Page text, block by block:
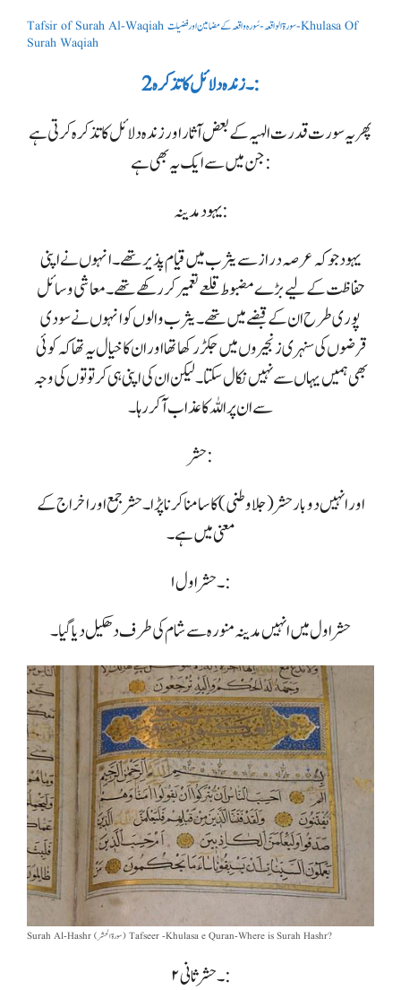
Tafsir of Surah Al-Waqiah سورۃ الواقعہ -سُورہ واقعہ کے مضامین اور فضیلت-Khulasa Of
Surah Waqiah
2۔ زندہ دلائل کا تذکرہ:
پھر یہ سورت قدرت الہیہ کے بعض آثار اور زندہ دلائل کا تذکرہ کرتی ہے
جن میں سے ایک یہ بھی ہے:
یہود مدینہ :
یہود جو کہ عرصہ دراز سے یثرب میں قیام پذیر تھے۔ انہوں نے اپنی
حفاظت کے لیے بڑے مضبوط قلعے تعمیر کر رکھے تھے۔ معاشی وسائل
پوری طرح ان کے قبضے میں تھے۔ یثرب والوں کو انہوں نے سودی
قرضوں کی سنہری زنجیروں میں جکڑ رکھا تھا اور ان کا خیال یہ تھا کہ کوئی
بھی ہمیں یہاں سے نہیں نکال سکتا۔ لیکن ان کی اپنی ہی کرتوتوں کی وجہ
سے ان پر اللہ کا عذاب آ کر رہا۔
حشر :
اور انہیں دو بار حشر ( جلا وطنی) کا سامنا کرنا پڑا۔ حشر جمع اور اخراج کے
معنی میں ہے۔
۱۔ حشر اول:
حشر اول میں انہیں مدینہ منورہ سے شام کی طرف دھکیل دیا گیا۔
Surah Al-Hashr (سورة الحشر) Tafseer -Khulasa e Quran-Where is Surah Hashr?
۲۔ حشر ثانی: